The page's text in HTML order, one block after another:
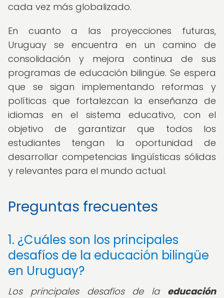
cada vez más globalizado.
En cuanto a las proyecciones futuras,
Uruguay se encuentra en un camino de
consolidación y mejora continua de sus
programas de educación bilingüe. Se espera
que se sigan implementando reformas y
políticas que fortalezcan la enseñanza de
idiomas en el sistema educativo, con el
objetivo de garantizar que todos los
estudiantes tengan la oportunidad de
desarrollar competencias lingüísticas sólidas
y relevantes para el mundo actual.
Preguntas frecuentes
1. ¿Cuáles son los principales
desafíos de la educación bilingüe
en Uruguay?
Los principales desafíos de la educación